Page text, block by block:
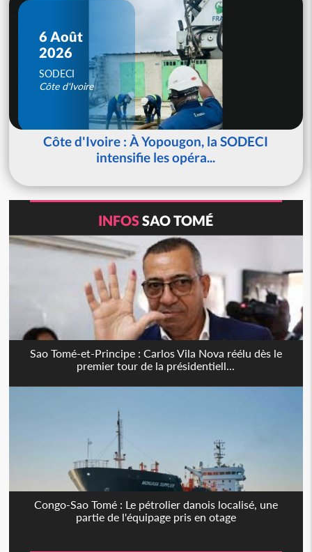
6 Août
2026
SODECI
Côte d'Ivoire
Côte d'Ivoire : À Yopougon, la SODECI
intensifie les opéra...
INFOSSAO TOMÉ
Sao Tomé-et-Principe : Carlos Vila Nova réélu dès le
premier tour de la présidentiell...
Congo-Sao Tomé : Le pétrolier danois localisé, une
partie de l'équipage pris en otage